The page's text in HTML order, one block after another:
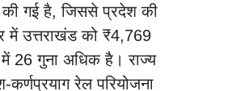
की गई है, जिससे प्रदेश की
में उत्तराखंड को ₹4,769
26 गुना अधिक है। राज्य
रेल परियोजना